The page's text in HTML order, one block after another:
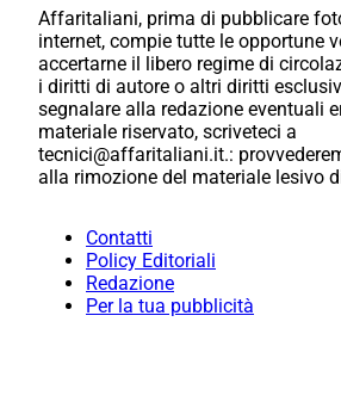
Affaritaliani, prima di pubblicare
internet, compie tutte le opportune
accertarne il libero regime di
i diritti di autore o altri diritti
segnalare alla redazione eventuali
materiale riservato, scriveteci a
tecnici@affaritaliani.it.:
alla rimozione del materiale lesivo
Contatti
Policy Editoriali
Redazione
Per la tua pubblicità